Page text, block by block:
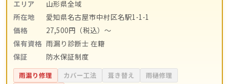
エリア
山形県全域
所在地
愛知県名古屋市中村区名駅1-1-1
価格
27,500円（税込）〜
保有資格 雨漏り診断士 在籍
保証
防水保証制度
雨漏り修理 カバー工法 葺き替え
雨樋修理